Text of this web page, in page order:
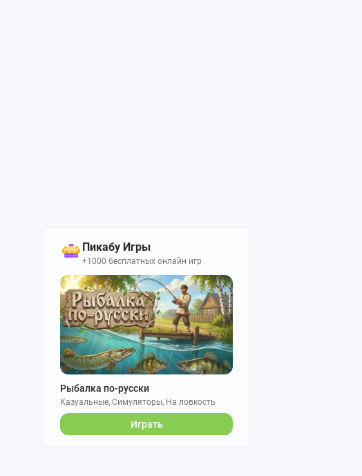
Пикабу Игры
+1000 бесплатных онлайн игр
Рыбалка по-русски
Казуальные, Симуляторы, На ловкость
Играть